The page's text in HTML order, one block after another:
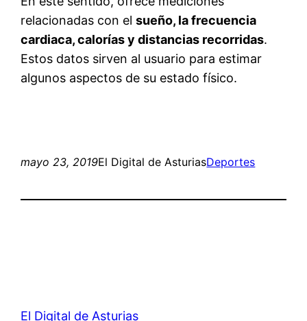
relacionadas con elsueño, la frecuencia
cardiaca, calorías y distancias recorridas.
Estos datos sirven al usuario para estimar
algunos aspectos de su estado físico.
mayo 23, 2019El Digital de AsturiasDeportes
El Digital de Asturias